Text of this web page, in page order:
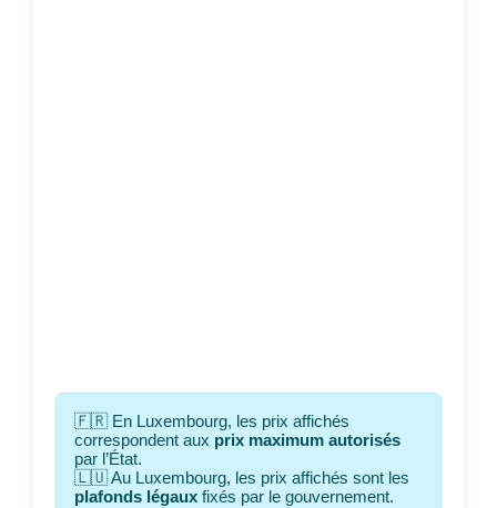
🇫🇷 En Luxembourg, les prix affichés
correspondent aux prix maximum autorisés
par l’État.
🇱🇺 Au Luxembourg, les prix affichés sont les
plafonds légauxfixés par le gouvernement.